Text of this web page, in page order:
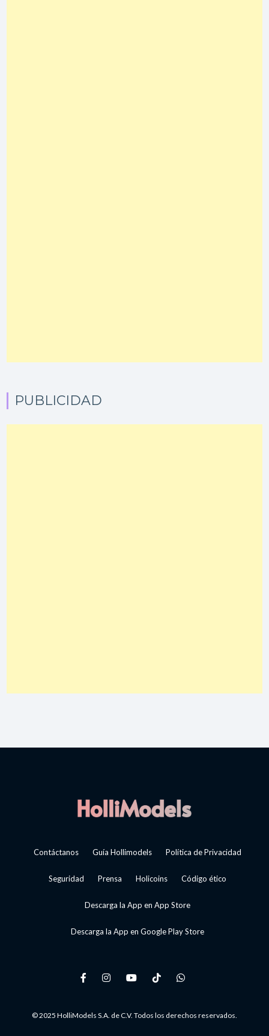
PUBLICIDAD
Contáctanos Guía Hollimodels Política de Privacidad
Seguridad Prensa Holicoins Código ético
Descarga la App en App Store
Descarga la App en Google Play Store
© 2025 HolliModels S.A. de C.V. Todos los derechos reservados.